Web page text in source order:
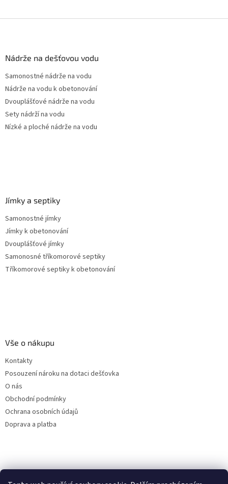
Nádrže na dešťovou vodu
Samonostné nádrže na vodu
Nádrže na vodu k obetonování
Dvouplášťové nádrže na vodu
Sety nádrží na vodu
Nízké a ploché nádrže na vodu
Jímky a septiky
Samonostné jímky
Jímky k obetonování
Dvouplášťové jímky
Samonosné tříkomorové septiky
Tříkomorové septiky k obetonování
Vše o nákupu
Kontakty
Posouzení nároku na dotaci dešťovka
O nás
Obchodní podmínky
Ochrana osobních údajů
Doprava a platba